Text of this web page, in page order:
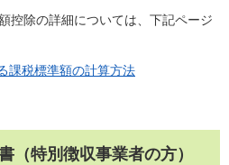
控除の詳細については、下記ページ
課税標準額の計算方法
（特別徴収事業者の方）